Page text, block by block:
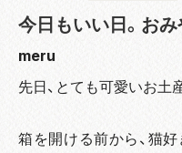
今日もいい日。お
meru
先日、とても可愛いお土
箱を開ける前から、猫